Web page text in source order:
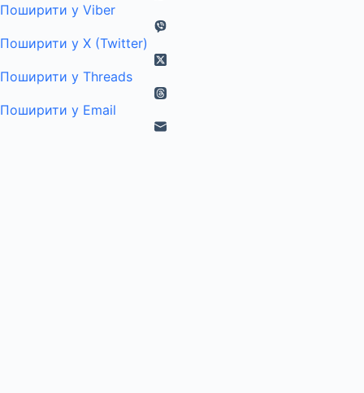
Поширити у Viber
Поширити у X (Twitter)
Поширити у Threads
Поширити у Email